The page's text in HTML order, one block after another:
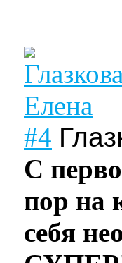
#4
С
пор на
себя